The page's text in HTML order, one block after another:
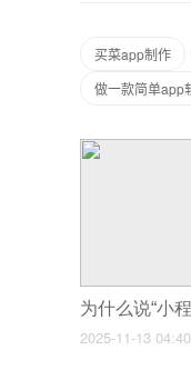
买菜app制作
做一款简单app
2025-11-13